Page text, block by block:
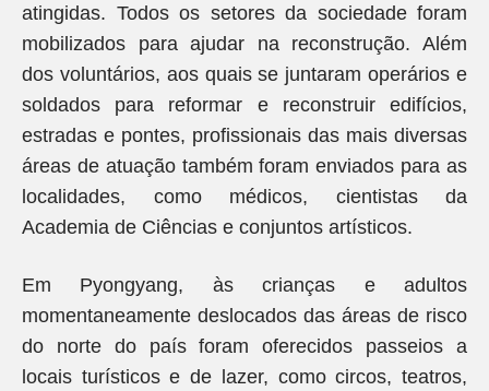
atingidas. Todos os setores da sociedade foram
mobilizados para ajudar na reconstrução. Além
dos voluntários, aos quais se juntaram operários e
soldados para reformar e reconstruir edifícios,
estradas e pontes, profissionais das mais diversas
áreas de atuação também foram enviados para as
localidades, como médicos, cientistas da
Academia de Ciências e conjuntos artísticos.
Em Pyongyang, às crianças e adultos
momentaneamente deslocados das áreas de risco
do norte do país foram oferecidos passeios a
locais turísticos e de lazer, como circos, teatros,